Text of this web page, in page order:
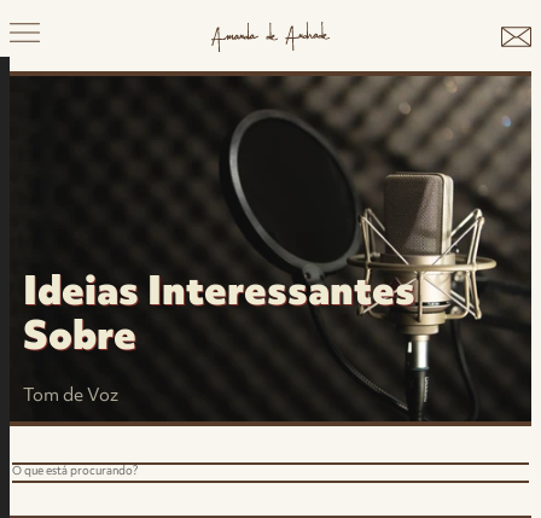
Ideias Interessantes
Sobre
Tom de Voz